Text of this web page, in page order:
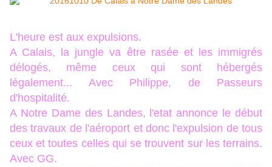
L'heure est aux expulsions.
A Calais, la jungle va être rasée et les immigrés
délogés, même ceux qui sont hébergés
légalement... Avec Philippe, de Passeurs
d'hospitalité.
A Notre Dame des Landes, l'etat annonce le début
des travaux de l'aéroport et donc l'expulsion de tous
ceux et toutes celles qui se trouvent sur les terrains.
Avec GG.